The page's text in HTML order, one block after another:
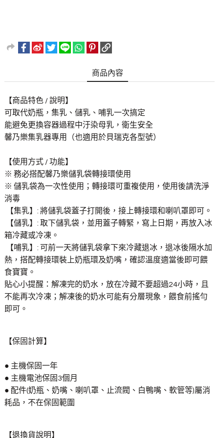
商品內容
【商品特色 / 說明】
可取代奶瓶，集乳、儲乳、哺乳一次搞定
能避免更換容器過程中汙染母乳，衛生安全
馨乃樂集乳器專用（也適用於貝瑞克各型號）
【使用方式 / 功能】
※ 務必搭配馨乃樂儲乳袋轉接環使用
※ 儲乳袋為一次性使用；轉接環可重複使用，使用後請洗淨
消毒
【集乳】: 將儲乳袋蓋子打開後，接上轉接環和喇叭罩即可。
【儲乳】: 取下儲乳袋，並用蓋子轉緊，寫上日期，再放入冰
箱冷藏或冷凍。
【哺乳】: 可前一天將儲乳袋拿下來冷藏退冰，退冰後隔水加
熱，搭配轉接環裝上奶瓶環及奶嘴，確認溫度適當後即可餵
食寶寶。
貼心小提醒：解凍完的奶水，放在冷藏不要超過24小時，且
不能再次冷凍；解凍後的奶水可能有分層現象，餵食前搖勻
即可。
【保固計算】
● 主機保固一年
● 主機電池保固3個月
● 配件(奶瓶、奶嘴、喇叭罩、止流閥、白鴨嘴、軟管等)屬消
耗品，不在保固範圍
【退換貨說明】